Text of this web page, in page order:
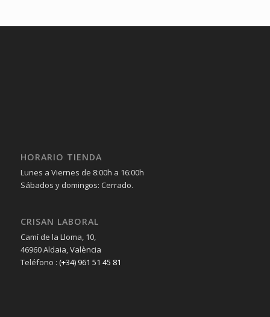
HORARIO TIENDA
Lunes a Viernes de 8:00h a 16:00h
Sábados y domingos: Cerrado.
CRISAN LABORAL
Camí de la Lloma, 10,
46960 Aldaia, València
Teléfono : (+34) 961 51 45 81